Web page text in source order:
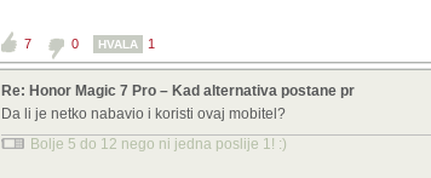
7 0 HVALA 1
Re: Honor Magic 7 Pro – Kad alternativa postane pr
Da li je netko nabavio i koristi ovaj mobitel?
Bolje 5 do 12 nego ni jedna poslije 1! :)